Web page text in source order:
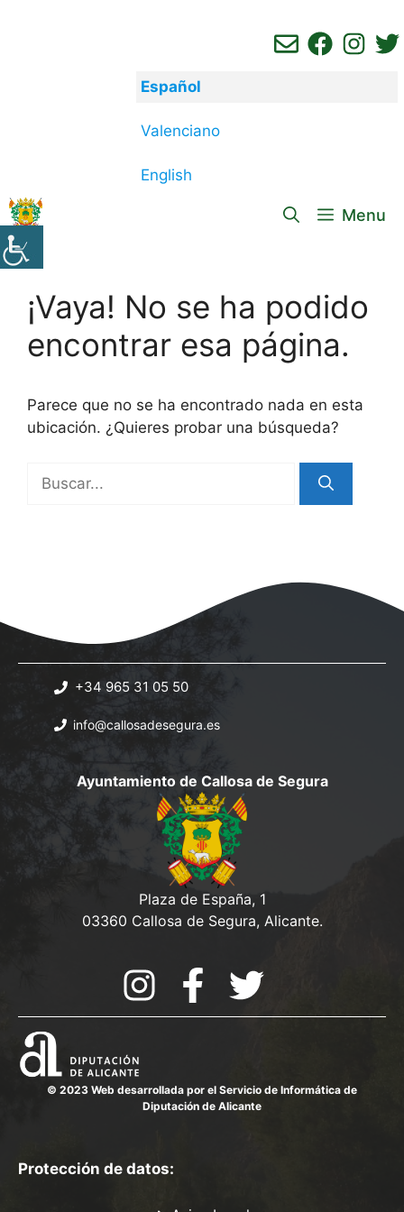
Español
Valenciano
English
Menu
¡Vaya! No se ha podido
encontrar esa página.
Parece que no se ha encontrado nada en esta
ubicación. ¿Quieres probar una búsqueda?
+34 965 31 05 50
info@callosadesegura.es
Ayuntamiento de Callosa de Segura
Plaza de España, 1
03360 Callosa de Segura, Alicante.
© 2023 Web desarrollada por el Servicio de Informática de
Diputación de Alicante
Protección de datos: